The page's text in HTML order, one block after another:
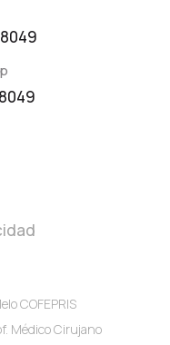
COFEPRIS
Médico Cirujano